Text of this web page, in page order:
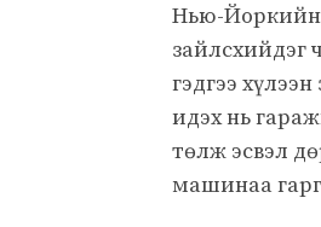
Нью-Йоркийн
зайлсхийдэг
гэдгээ
идэх нь
төлж эсвэл
машинаа